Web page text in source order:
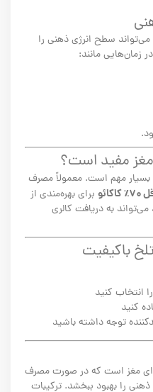
سطح انرژی ذهنی را
زمان‌هایی مانند:
مفید است؟
بسیار مهم است. معمولاً مصرف
برای بهره‌مندی از
به دریافت کالری
باکیفیت
کنید
توجه داشته باشید
مغز است که در صورت مصرف
را بهبود ببخشد. ترکیبات